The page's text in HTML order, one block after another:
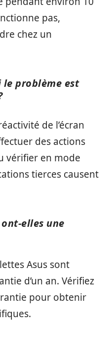
pas,
chez un
le problème est
de l’écran
des actions
vérifier en mode
tierces causent
elles une
Asus sont
d’un an. Vérifiez
pour obtenir